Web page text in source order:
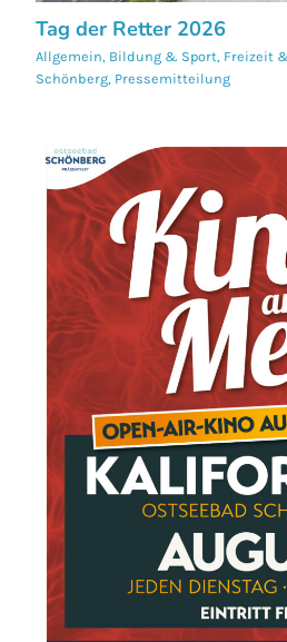
Tag der Retter 2026
Allgemein, Bildung & Sport, Freizeit
Schönberg, Pressemitteilung